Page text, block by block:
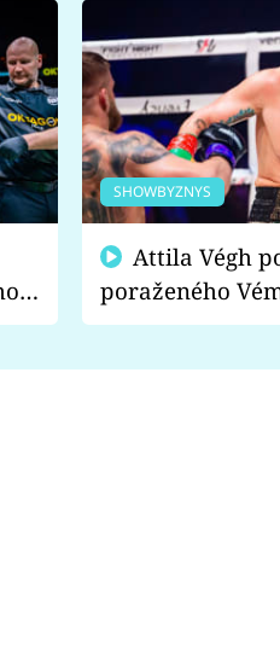
SHOWBYZNYS
poraženého
chce raději